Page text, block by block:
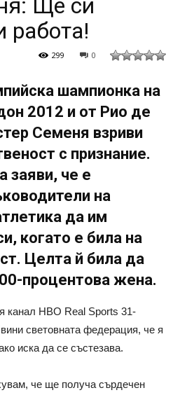
Ще си
работа!
0
299
шампионка на
2012 и от Рио де
Семеня взриви
с признание.
заяви, че е
на
да им
когато е била на
Целта й била да
процентова жена.
канал HBO Real Sports 31-
световната федерация, че я
иска да се състезава.
че ще получа сърдечен